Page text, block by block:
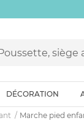
DÉCORATION
Marche pied